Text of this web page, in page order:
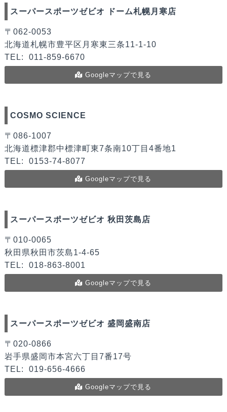
スーパースポーツゼビオ ドーム札幌月寒店
〒062-0053
北海道札幌市豊平区月寒東三条11-1-10
TEL:
011-859-6670
Googleマップで見る
COSMO SCIENCE
〒086-1007
北海道標津郡中標津町東7条南10丁目4番地1
TEL:
0153-74-8077
Googleマップで見る
スーパースポーツゼビオ 秋田茨島店
〒010-0065
秋田県秋田市茨島1-4-65
TEL:
018-863-8001
Googleマップで見る
スーパースポーツゼビオ 盛岡盛南店
〒020-0866
岩手県盛岡市本宮六丁目7番17号
TEL:
019-656-4666
Googleマップで見る